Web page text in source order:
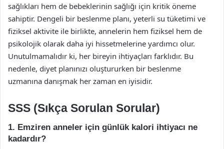
sağlıkları hem de bebeklerinin sağlığı için kritik öneme
sahiptir. Dengeli bir beslenme planı, yeterli su tüketimi ve
fiziksel aktivite ile birlikte, annelerin hem fiziksel hem de
psikolojik olarak daha iyi hissetmelerine yardımcı olur.
Unutulmamalıdır ki, her bireyin ihtiyaçları farklıdır. Bu
nedenle, diyet planınızı oluştururken bir beslenme
uzmanına danışmak her zaman en iyisidir.
SSS (Sıkça Sorulan Sorular)
1. Emziren anneler için günlük kalori ihtiyacı ne
kadardır?